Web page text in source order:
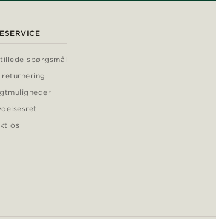
spørgsmål
os